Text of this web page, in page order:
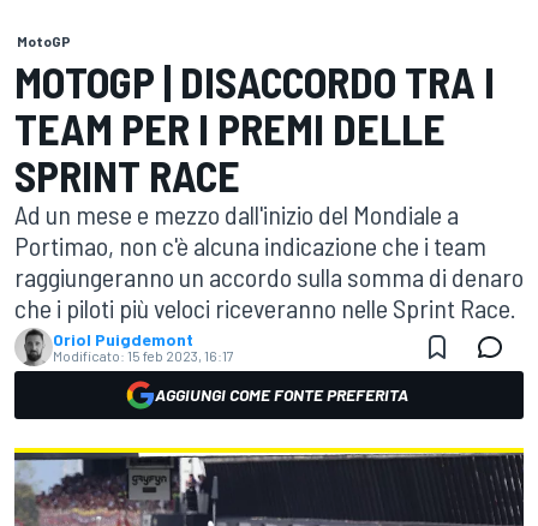
MotoGP
MOTOGP | DISACCORDO TRA I
TEAM PER I PREMI DELLE
SPRINT RACE
Ad un mese e mezzo dall'inizio del Mondiale a
Portimao, non c'è alcuna indicazione che i team
raggiungeranno un accordo sulla somma di denaro
che i piloti più veloci riceveranno nelle Sprint Race.
Oriol Puigdemont
Modificato: 15 feb 2023, 16:17
AGGIUNGI COME FONTE PREFERITA